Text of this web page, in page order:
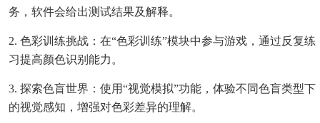
务，软件会给出测试结果及解释。
2. 色彩训练挑战：在“色彩训练”模块中参与游戏，通过反复练
习提高颜色识别能力。
3. 探索色盲世界：使用“视觉模拟”功能，体验不同色盲类型下
的视觉感知，增强对色彩差异的理解。